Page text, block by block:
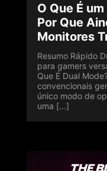
O Que É
Por Que
Monitores
Resumo Rápido
para gamers
Que É Dual
convencionais
único modo de
uma [...]